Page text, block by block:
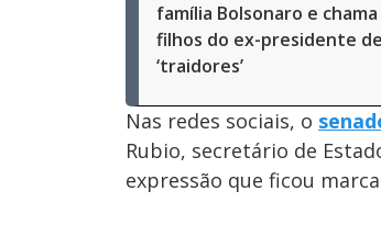
família Bolsonaro e chama
filhos do ex-presidente de
‘traidores’
Nas redes sociais, o
Rubio, secretário de
expressão que ficou